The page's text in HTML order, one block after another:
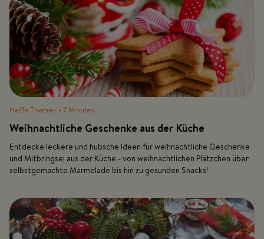
Heiße Themen • 7 Minuten
Weihnachtliche Geschenke aus der Küche
Entdecke leckere und hübsche Ideen für weihnachtliche Geschenke
und Mitbringsel aus der Küche - von weihnachtlichen Plätzchen über
selbstgemachte Marmelade bis hin zu gesunden Snacks!